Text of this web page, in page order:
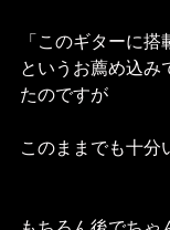
「このギターに搭
というお薦め込み
たのですが
このままでも十分